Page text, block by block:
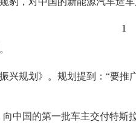
1
兴规划》。规划提到：“要
向中国的第一批车主交付特